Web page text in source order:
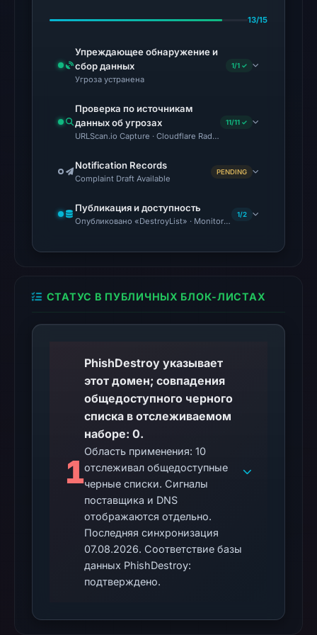
latest
probe
reached
domain
(HTTP
on
7,
2026
Reachability
establish
whether
the
content
is
safe.
Other
observations:
No
external
blocklist
matches
were
in
13/15
Упреждающее обнаружение и
сбор данных
Угроза устранена
1/1 ✓
Проверка по источникам
данных об угрозах
URLScan.io Capture · Cloudflare Radar Report · VirusTotal ·
11/11 ✓
Notification Records
Complaint Draft Available
PENDING
Публикация и доступность
Опубликовано «DestroyList» · Monitoring Continues
1/2
СТАТУС В ПУБЛИЧНЫХ БЛОК-ЛИСТАХ
1
PhishDestroy указывает
этот домен; совпадения
общедоступного черного
списка в отслеживаемом
наборе: 0.
Область применения: 10
отслеживал общедоступные
черные списки. Сигналы
поставщика и DNS
отображаются отдельно.
Последняя синхронизация
07.08.2026. Соответствие базы
данных PhishDestroy:
подтверждено.